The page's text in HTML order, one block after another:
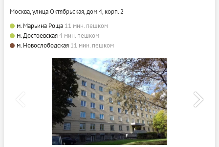
Москва, улица Октябрьская, дом 4, корп. 2
м. Марьина Роща 11 мин. пешком
м. Достоевская4 мин. пешком
м. Новослободская 11 мин. пешком